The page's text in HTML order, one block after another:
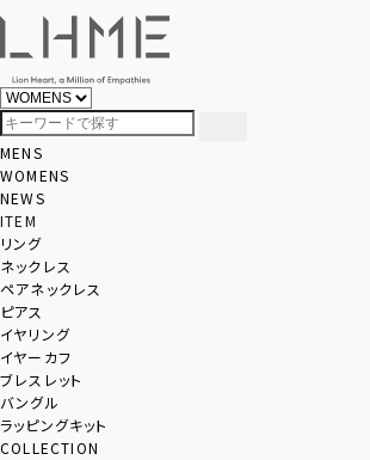
MENS
WOMENS
NEWS
ITEM
リング
ネックレス
ペアネックレス
ピアス
イヤリング
イヤーカフ
ブレスレット
バングル
ラッピングキット
COLLECTION